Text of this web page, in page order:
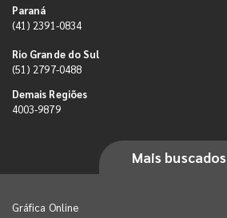
Paraná
(41) 2391-0834
Rio Grande do Sul
(51) 2797-0488
Demais Regiões
4003-9879
Mais buscados
Gráfica Online